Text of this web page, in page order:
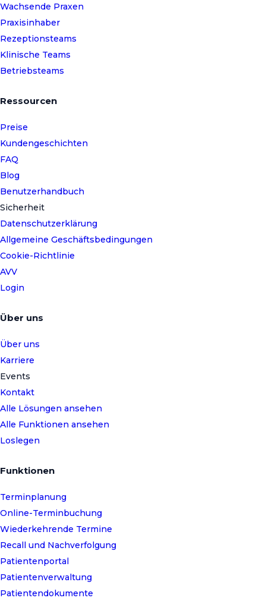
Wachsende Praxen
Praxisinhaber
Rezeptionsteams
Klinische Teams
Betriebsteams
Ressourcen
Preise
Kundengeschichten
FAQ
Blog
Benutzerhandbuch
Sicherheit
Datenschutzerklärung
Allgemeine Geschäftsbedingungen
Cookie-Richtlinie
AVV
Login
Über uns
Über uns
Karriere
Events
Kontakt
Alle Lösungen ansehen
Alle Funktionen ansehen
Loslegen
Funktionen
Terminplanung
Online-Terminbuchung
Wiederkehrende Termine
Recall und Nachverfolgung
Patientenportal
Patientenverwaltung
Patientendokumente